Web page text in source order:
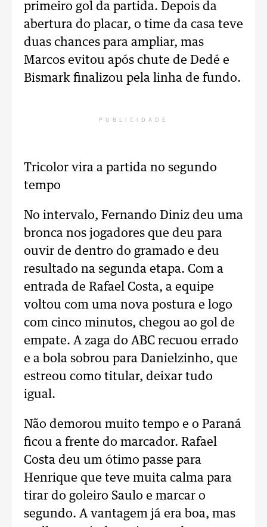
primeiro gol da partida. Depois da
abertura do placar, o time da casa teve
duas chances para ampliar, mas
Marcos evitou após chute de Dedé e
Bismark finalizou pela linha de fundo.
PUBLICIDADE
Tricolor vira a partida no segundo
tempo
No intervalo, Fernando Diniz deu uma
bronca nos jogadores que deu para
ouvir de dentro do gramado e deu
resultado na segunda etapa. Com a
entrada de Rafael Costa, a equipe
voltou com uma nova postura e logo
com cinco minutos, chegou ao gol de
empate. A zaga do ABC recuou errado
e a bola sobrou para Danielzinho, que
estreou como titular, deixar tudo
igual.
Não demorou muito tempo e o Paraná
ficou a frente do marcador. Rafael
Costa deu um ótimo passe para
Henrique que teve muita calma para
tirar do goleiro Saulo e marcar o
segundo. A vantagem já era boa, mas